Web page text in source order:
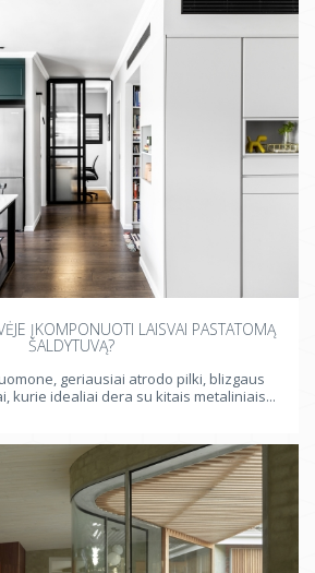
ĮKOMPONUOTI LAISVAI PASTATOMĄ
ŠALDYTUVĄ?
geriausiai atrodo pilki, blizgaus
kurie idealiai dera su kitais metaliniais...